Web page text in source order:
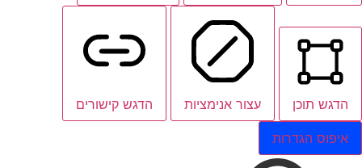
הדגש תוכן עצור אנימציות הדגש קישורים
איפוס הגדרות